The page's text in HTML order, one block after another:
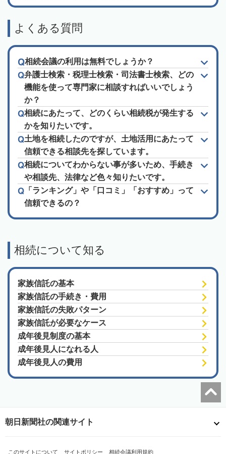
よくある質問
相続会議の利用は無料でしょうか？
弁護士検索・税理士検索・司法書士検索、どの
機能を使って専門家に相談すればいいでしょう
か？
相続にあたって、どのくらい相続税が発生する
かを知りたいです。
土地を相続したのですが、土地活用にあたって
信頼できる相談先を探しています。
相続についてわからない事が多いため、手続き
や相談先、法律など色々知りたいです。
「ランキング」や「口コミ」「おすすめ」って
信頼できるの？
相続について知る
家族信託の基本
家族信託の手続き・費用
家族信託の失敗パターン
家族信託が必要なケース
成年後見制度の基本
成年後見人になれる人
成年後見人の費用
朝日新聞社の関連サイト
このサイトについて サイトポリシー 相続会議利用規約